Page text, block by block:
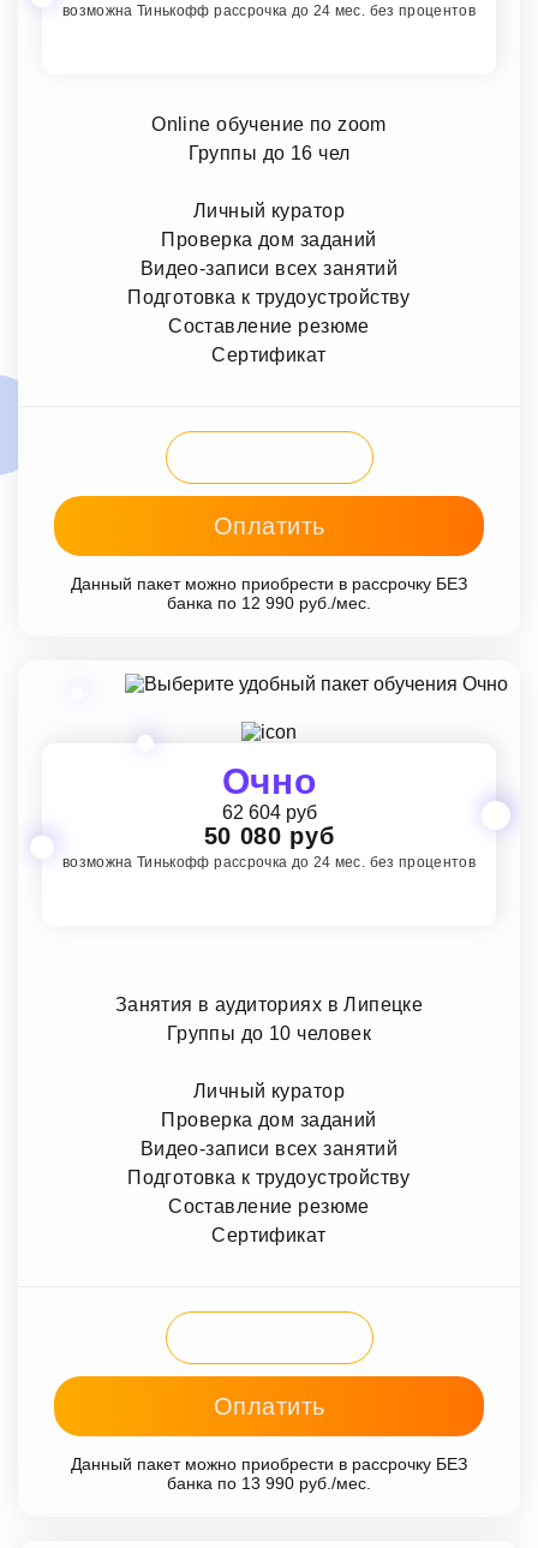
возможна Тинькофф рассрочка до 24 мес. без процентов
Online обучение по zoom
Группы до 16 чел
Личный куратор
Проверка дом заданий
Видео-записи всех занятий
Подготовка к трудоустройству
Составление резюме
Сертификат
Оплатить
Данный пакет можно приобрести в рассрочку БЕЗ
банка по 12 990 руб./мес.
Очно
62 604 руб
50 080 руб
возможна Тинькофф рассрочка до 24 мес. без процентов
Занятия в аудиториях в Липецке
Группы до 10 человек
Личный куратор
Проверка дом заданий
Видео-записи всех занятий
Подготовка к трудоустройству
Составление резюме
Сертификат
Оплатить
Данный пакет можно приобрести в рассрочку БЕЗ
банка по 13 990 руб./мес.